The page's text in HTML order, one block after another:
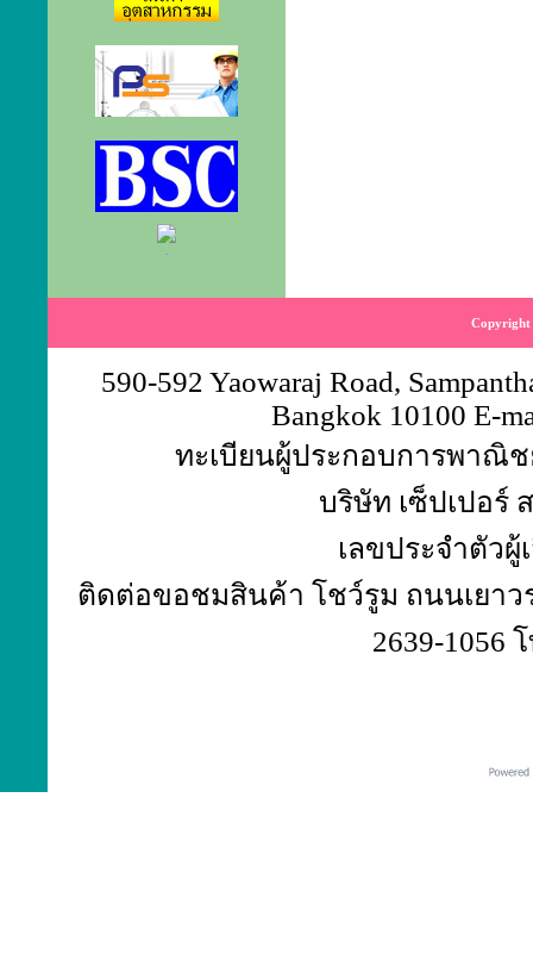
Copyright
590-592 Yaowaraj Road,
Bangkok 10100 E-
ทะเบียนผู้ประกอบการพาณิช
บริษัท เซ็ปเปอร์
เลขประจำตัวผู้
ติดต่อขอชมสินค้า โชว์รูม ถนนเยาวร
2639-1056